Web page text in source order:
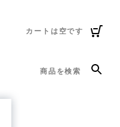
カートは空です
商品を検索